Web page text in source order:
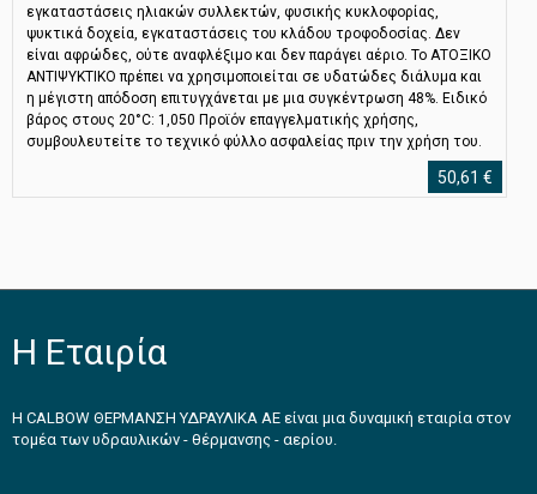
εγκαταστάσεις ηλιακών συλλεκτών, φυσικής κυκλοφορίας,
ψυκτικά δοχεία, εγκαταστάσεις του κλάδου τροφοδοσίας. Δεν
είναι αφρώδες, ούτε αναφλέξιμο και δεν παράγει αέριο. Το ΑΤΟΞΙΚΟ
ΑΝΤΙΨΥΚΤΙΚΟ πρέπει να χρησιμοποιείται σε υδατώδες διάλυμα και
η μέγιστη απόδοση επιτυγχάνεται με μια συγκέντρωση 48%. Ειδικό
βάρος στους 20°C: 1,050 Προϊόν επαγγελματικής χρήσης,
συμβουλευτείτε το τεχνικό φύλλο ασφαλείας πριν την χρήση του.
50,61 €
Η Εταιρία
Η CALBOW ΘΕΡΜΑΝΣΗ ΥΔΡΑΥΛΙΚΑ ΑΕ είναι μια δυναμική εταιρία στον
τομέα των υδραυλικών - θέρμανσης - αερίου.